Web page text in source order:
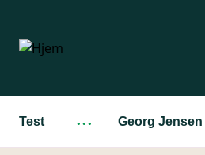
hovedindhold
Test ··· Georg